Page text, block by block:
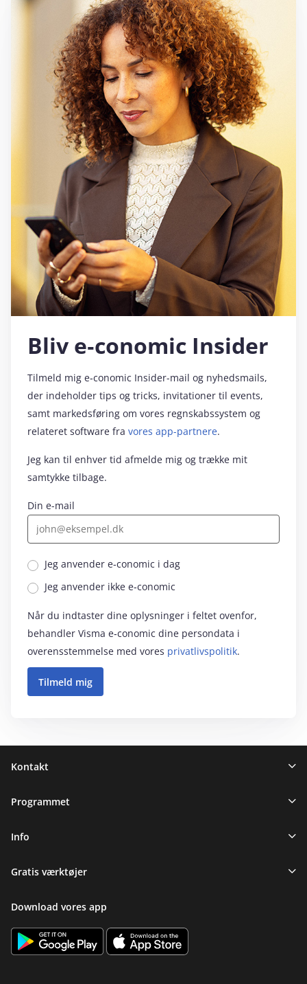
Bliv e‑conomic Insider
Tilmeld mig e‑conomic Insider-mail og nyhedsmails,
der indeholder tips og tricks, invitationer til events,
samt markedsføring om vores regnskabssystem og
relateret software fra vores app-partnere.
Jeg kan til enhver tid afmelde mig og trække mit
samtykke tilbage.
Din e-mail
Jeg anvender e‑conomic i dag
Jeg anvender ikke e‑conomic
Når du indtaster dine oplysninger i feltet ovenfor,
behandler Visma e‑conomic dine persondata i
overensstemmelse med vores privatlivspolitik.
Sidefod
Kontakt
Programmet
Info
Gratis værktøjer
Download vores app